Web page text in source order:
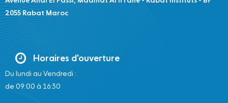
2055 Rabat Maroc
Horaires d'ouverture
Du lundi au Vendredi :
de 09:00 à 16:30